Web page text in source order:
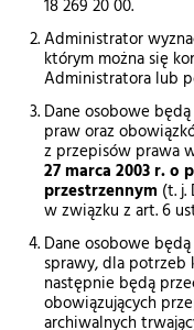
18 269 20 00.
Administrator
którym można się
Administratora lub
Dane osobowe
praw oraz
z przepisów prawa
27 marca 2003 r. o
przestrzennym (t. j.
w związku z art. 6
Dane osobowe
sprawy, dla potrzeb
następnie będą
obowiązujących
archiwalnych